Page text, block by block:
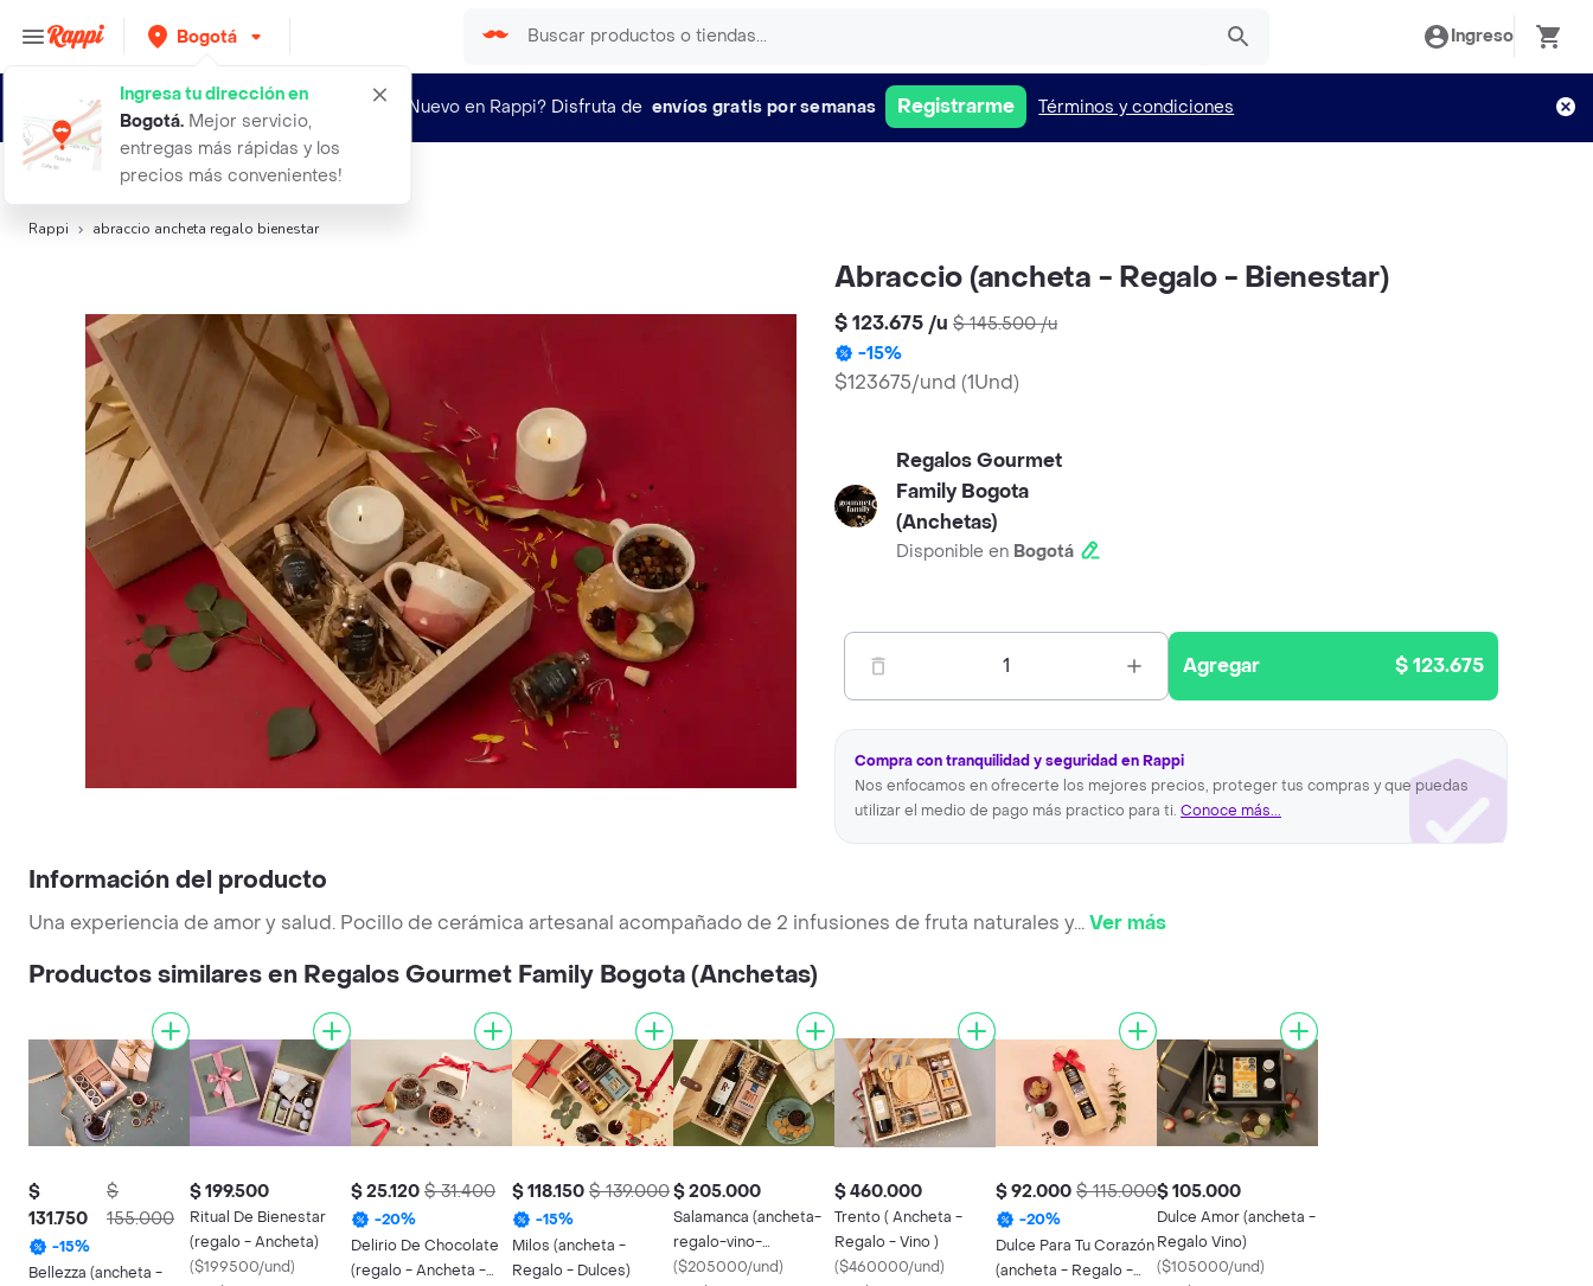
Bogotá
Ingresa tu dirección en
Bogotá. Mejor servicio,
entregas más rápidas y los
precios más convenientes!
Ingreso
¿Nuevo en Rappi? Disfruta de envíos gratis por semanas Registrarme Términos y condiciones
Búsquedas relacionadas:Infusiones,Gourmet family
Rappi abraccio ancheta regalo bienestar
Abraccio (ancheta - Regalo - Bienestar)
$ 123.675 /u $ 145.500/u
-15%
$123675/und (1Und)
Regalos Gourmet
Family Bogota
(Anchetas)
Disponible en Bogotá
1 Agregar $ 123.675
Compra con tranquilidad y seguridad en Rappi
Nos enfocamos en ofrecerte los mejores precios, proteger tus compras y que puedas
utilizar el medio de pago más practico para ti. Conoce más...
Información del producto
Una experiencia de amor y salud. Pocillo de cerámica artesanal acompañado de 2 infusiones de fruta naturales y...Ver más
Productos similares en Regalos Gourmet Family Bogota (Anchetas)
$
131.750
$
155.000
-15%
Bellezza (ancheta -
$ 199.500
Ritual De Bienestar
(regalo - Ancheta)
($199500/und)
$ 25.120 $ 31.400
-20%
Delirio De Chocolate
(regalo - Ancheta -
$ 118.150 $ 139.000
-15%
Milos (ancheta -
Regalo - Dulces)
$ 205.000
Salamanca (ancheta-
regalo-vino-
chocolate)
($205000/und)
$ 460.000
Trento ( Ancheta -
Regalo - Vino )
($460000/und)
$ 92.000 $ 115.000
-20%
Dulce Para Tu Corazón
(ancheta - Regalo -
$ 105.000
Dulce Amor (ancheta -
Regalo Vino)
($105000/und)